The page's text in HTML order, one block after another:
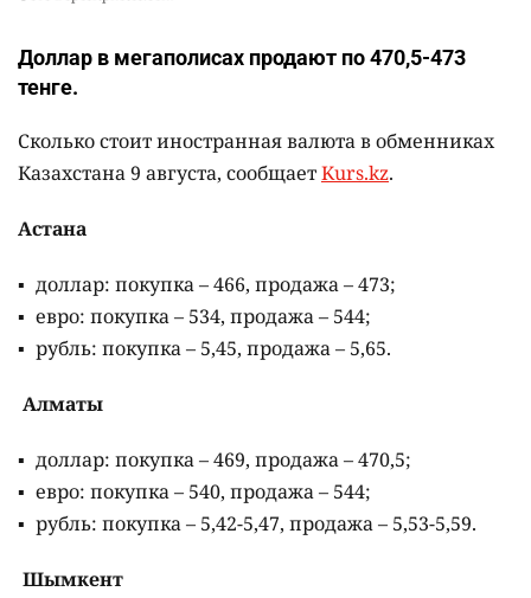
Доллар в мегаполисах продают по 470,5-473
тенге.
Сколько стоит иностранная валюта в обменниках
Казахстана 9 августа, сообщаетKurs.kz.
Астана
доллар: покупка – 466, продажа – 473;
евро: покупка – 534, продажа – 544;
рубль: покупка – 5,45, продажа – 5,65.
Алматы
доллар: покупка – 469, продажа – 470,5;
евро: покупка – 540, продажа – 544;
рубль: покупка – 5,42-5,47, продажа – 5,53-5,59.
Шымкент